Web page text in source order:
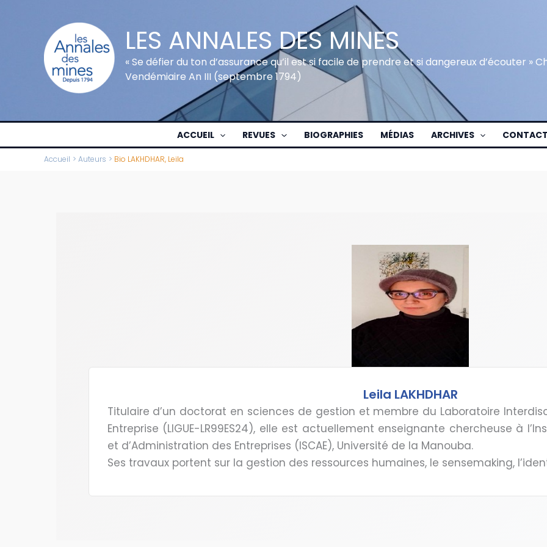
LES ANNALES DES MINES
« Se défier du ton d’assurance qu’il est si facile de prendre et si dangereux d’écouter »
Vendémiaire An III (septembre 1794)
ACCUEIL REVUES BIOGRAPHIES MÉDIAS ARCHIVES CONTACT
Accueil Auteurs Bio LAKHDHAR, Leila
Leila LAKHDHAR
Titulaire d’un doctorat en sciences de gestion et membre du Laboratoire
Entreprise (LIGUE-LR99ES24), elle est actuellement enseignante chercheuse à
et d’Administration des Entreprises (ISCAE), Université de la Manouba.
Ses travaux portent sur la gestion des ressources humaines, le sensemaking,